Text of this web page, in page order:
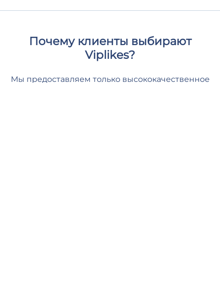
Почему клиенты выбирают
Viplikes?
Мы предоставляем только высококачественное